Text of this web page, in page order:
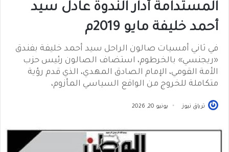
المستدامة أدار الندوة عادل سيد
أحمد خليفة مايو 2019م
في ثاني أمسيات صالون الراحل سيد أحمد خليفة بفندق
«ريجنسي» بالخرطوم، استضاف الصالون رئيس حزب
الأمة القومي، الإمام الصادق المهدي، الذي قدم رؤية
متكاملة للخروج من الواقع السياسي المأزوم،
ترياق نيوز يونيو 20, 2026